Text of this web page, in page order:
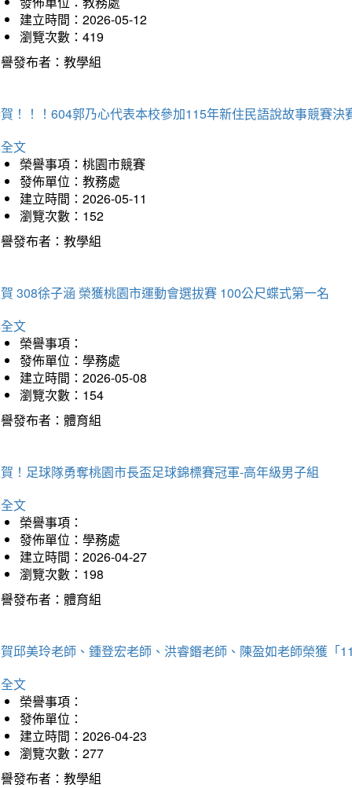
建立時間：2026-05-12
瀏覽次數：419
發布者：教學組
！！！604郭乃心代表本校參加115年新住民語說故事競賽決
文
榮譽事項：桃園市競賽
發佈單位：教務處
建立時間：2026-05-11
瀏覽次數：152
發布者：教學組
308徐子涵 榮獲桃園市運動會選拔賽 100公尺蝶式第一名
文
榮譽事項：
發佈單位：學務處
建立時間：2026-05-08
瀏覽次數：154
發布者：體育組
！足球隊勇奪桃園市長盃足球錦標賽冠軍-高年級男子組
文
榮譽事項：
發佈單位：學務處
建立時間：2026-04-27
瀏覽次數：198
發布者：體育組
邱美玲老師、鍾登宏老師、洪睿鍲老師、陳盈如老師榮獲「
文
榮譽事項：
發佈單位：
建立時間：2026-04-23
瀏覽次數：277
發布者：教學組